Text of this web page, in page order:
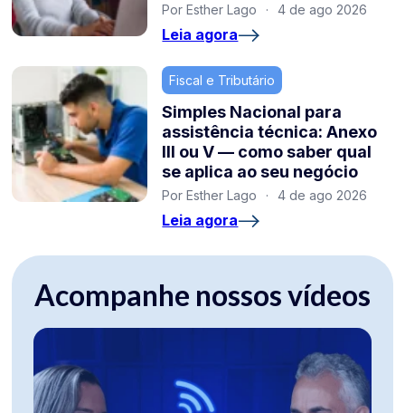
Por Esther Lago · 4 de ago 2026
Leia agora
Fiscal e Tributário
Simples Nacional para
assistência técnica: Anexo
III ou V — como saber qual
se aplica ao seu negócio
Por Esther Lago · 4 de ago 2026
Leia agora
Acompanhe nossos vídeos